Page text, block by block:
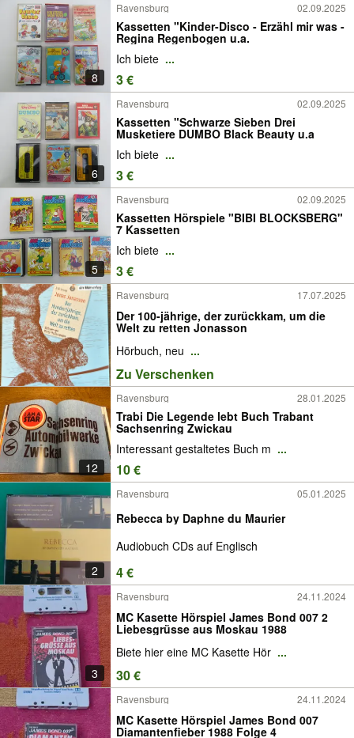
8
Ravensburg 02.09.2025
Kassetten "Kinder-Disco - Erzähl mir was -
Regina Regenbogen u.a.
Ich biete ...
3 €
6
Ravensburg 02.09.2025
Kassetten "Schwarze Sieben Drei
Musketiere DUMBO Black Beauty u.a
Ich biete ...
3 €
5
Ravensburg 02.09.2025
Kassetten Hörspiele "BIBI BLOCKSBERG"
7 Kassetten
Ich biete ...
3 €
Ravensburg 17.07.2025
Der 100-jährige, der zurückkam, um die
Welt zu retten Jonasson
Hörbuch, neu ...
Zu Verschenken
12
Ravensburg 28.01.2025
Trabi Die Legende lebt Buch Trabant
Sachsenring Zwickau
Interessant gestaltetes Buch m ...
10 €
2
Ravensburg 05.01.2025
Rebecca by Daphne du Maurier
Audiobuch CDs auf Englisch
4 €
3
Ravensburg 24.11.2024
MC Kasette Hörspiel James Bond 007 2
Liebesgrüsse aus Moskau 1988
Biete hier eine MC Kasette Hör ...
30 €
Ravensburg 24.11.2024
MC Kasette Hörspiel James Bond 007
Diamantenfieber 1988 Folge 4